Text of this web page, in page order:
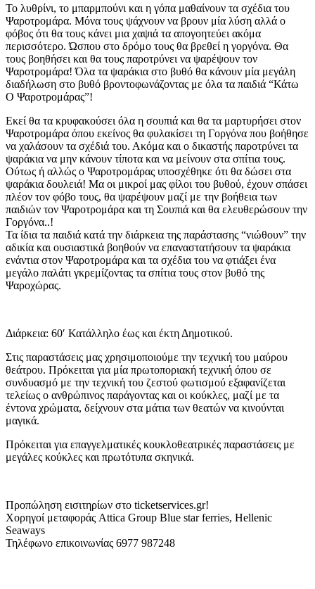
Το λυθρίνι, το μπαρμπούνι και η γόπα μαθαίνουν τα σχέδια του
Ψαροτρομάρα. Μόνα τους ψάχνουν να βρουν μία λύση αλλά ο
φόβος ότι θα τους κάνει μια χαψιά τα απογοητεύει ακόμα
περισσότερο. Ώσπου στο δρόμο τους θα βρεθεί η γοργόνα. Θα
τους βοηθήσει και θα τους παροτρύνει να ψαρέψουν τον
Ψαροτρομάρα! Όλα τα ψαράκια στο βυθό θα κάνουν μία μεγάλη
διαδήλωση στο βυθό βροντοφωνάζοντας με όλα τα παιδιά “Κάτω
Ο Ψαροτρομάρας”!
Εκεί θα τα κρυφακούσει όλα η σουπιά και θα τα μαρτυρήσει στον
Ψαροτρομάρα όπου εκείνος θα φυλακίσει τη Γοργόνα που βοήθησε
να χαλάσουν τα σχέδιά του. Ακόμα και ο δικαστής παροτρύνει τα
ψαράκια να μην κάνουν τίποτα και να μείνουν στα σπίτια τους.
Ούτως ή αλλώς ο Ψαροτρομάρας υποσχέθηκε ότι θα δώσει στα
ψαράκια δουλειά! Μα οι μικροί μας φίλοι του βυθού, έχουν σπάσει
πλέον τον φόβο τους, θα ψαρέψουν μαζί με την βοήθεια των
παιδιών τον Ψαροτρομάρα και τη Σουπιά και θα ελευθερώσουν την
Γοργόνα..!
Τα ίδια τα παιδιά κατά την διάρκεια της παράστασης “νιώθουν” την
αδικία και ουσιαστικά βοηθούν να επαναστατήσουν τα ψαράκια
ενάντια στον Ψαροτρομάρα και τα σχέδια του να φτιάξει ένα
μεγάλο παλάτι γκρεμίζοντας τα σπίτια τους στον βυθό της
Ψαροχώρας.
Διάρκεια: 60′ Κατάλληλο έως και έκτη Δημοτικού.
Στις παραστάσεις μας χρησιμοποιούμε την τεχνική του μαύρου
θεάτρου. Πρόκειται για μία πρωτοποριακή τεχνική όπου σε
συνδυασμό με την τεχνική του ζεστού φωτισμού εξαφανίζεται
τελείως ο ανθρώπινος παράγοντας και οι κούκλες, μαζί με τα
έντονα χρώματα, δείχνουν στα μάτια των θεατών να κινούνται
μαγικά.
Πρόκειται για επαγγελματικές κουκλοθεατρικές παραστάσεις με
μεγάλες κούκλες και πρωτότυπα σκηνικά.
Προπώληση εισιτηρίων στο ticketservices.gr!
Χορηγοί μεταφοράς Attica Group Blue star ferries, Hellenic
Seaways
Τηλέφωνο επικοινωνίας 6977 987248